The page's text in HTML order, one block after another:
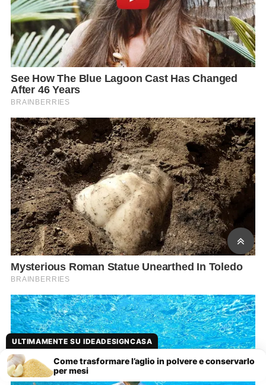
ULTIMAMENTE SU IDEADESIGNCASA
Come trasformare l’aglio in polvere e conservarlo
per mesi